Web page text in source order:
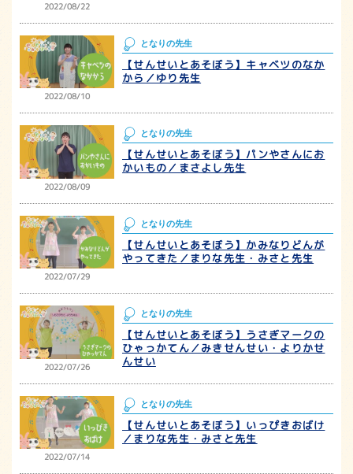
2022/08/22
2022/08/10
となりの先生
【せんせいとあそぼう】キャベツのなか
から／ゆり先生
2022/08/09
となりの先生
【せんせいとあそぼう】パンやさんにお
かいもの／まさよし先生
2022/07/29
となりの先生
【せんせいとあそぼう】かみなりどんが
やってきた／まりな先生・みさと先生
2022/07/26
となりの先生
【せんせいとあそぼう】うさぎマークの
ひゃっかてん／みきせんせい・よりかせ
んせい
2022/07/14
となりの先生
【せんせいとあそぼう】いっぴきおばけ
／まりな先生・みさと先生